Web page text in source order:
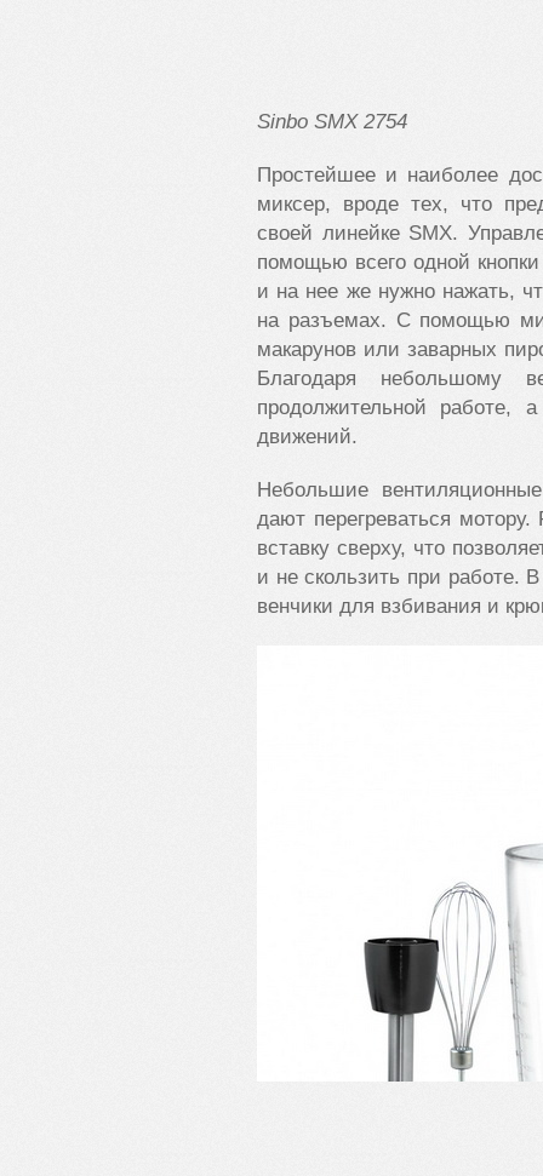
Sinbo SMX2754
Простейшее и наиболее
миксер, вроде тех, что
своей линейке SMX.
помощью всего одной
и на нее же нужно нажать,
на разъемах. С помощью
макарунов или заварных
Благодаря небольшому
продолжительной работе,
движений.
Небольшие
дают перегреваться
вставку сверху, что
и не скользить при работе.
венчики для взбивания и